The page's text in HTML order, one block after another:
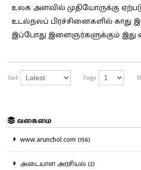
உலக அளவில் முதியோருக்கு
உடல்நலப் பிரச்சினைகளில் காது
இப்போது இளைஞர்களுக்கும் இது
Sort Page
வகைமை
www.arunchol.com (156)
அடையாள அரசியல் (2)